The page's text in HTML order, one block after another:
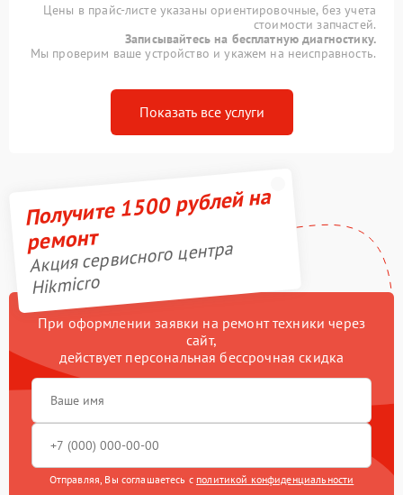
Цены в прайс-листе указаны ориентировочные, без учета
стоимости запчастей.
Записывайтесь на бесплатную диагностику.
Мы проверим ваше устройство и укажем на неисправность.
Показать все услуги
Получите 1500 рублей на
ремонт
Акция сервисного центра
Hikmicro
При оформлении заявки на ремонт техники через
сайт,
действует персональная бессрочная скидка
Отправляя, Вы соглашаетесь с политикой конфиденциальности